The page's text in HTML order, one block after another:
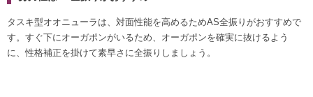
タスキ型オオニューラは、対面性能を高めるためAS全振りがおすすめで
す。すぐ下にオーガポンがいるため、オーガポンを確実に抜けるよう
に、性格補正を掛けて素早さに全振りしましょう。